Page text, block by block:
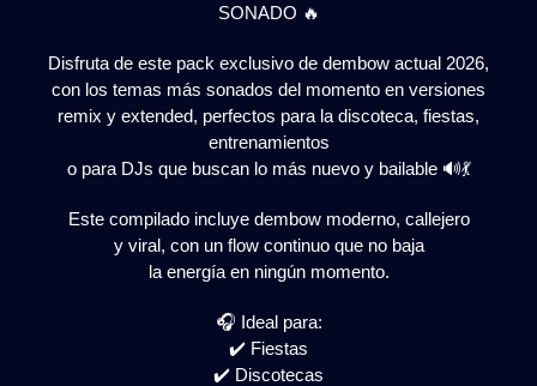
SONADO 🔥
Disfruta de este pack exclusivo de dembow actual 2026,
con los temas más sonados del momento en versiones
remix y extended, perfectos para la discoteca, fiestas,
entrenamientos
o para DJs que buscan lo más nuevo y bailable 🔊💃
Este compilado incluye dembow moderno, callejero
y viral, con un flow continuo que no baja
la energía en ningún momento.
🎧 Ideal para:
✔️ Fiestas
✔️ Discotecas